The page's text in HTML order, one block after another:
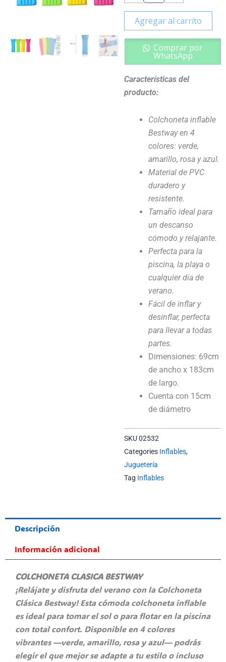
Características del
producto:
Colchoneta inflable
Bestway en 4
colores: verde,
amarillo, rosa y azul.
Material de PVC
duradero y
resistente.
Tamaño ideal para
un descanso
cómodo y relajante.
Perfecta para la
piscina, la playa o
cualquier día de
verano.
Fácil de inflar y
desinflar, perfecta
para llevar a todas
partes.
Dimensiones: 69cm
de ancho x 183cm
de largo.
Cuenta con 15cm
de diámetro
Agregar al carrito
Comprar por
WhatsApp
SKU02532
Categories Inflables,
Juguetería
Tag Inflables
Descripción
Información adicional
COLCHONETA CLASICA BESTWAY
¡Relájate y disfruta del verano con la Colchoneta
Clásica Bestway! Esta cómoda colchoneta inflable
es ideal para tomar el sol o para flotar en la piscina
con total confort. Disponible en 4 colores
vibrantes —verde, amarillo, rosa y azul— podrás
elegir el que mejor se adapte a tu estilo o incluso